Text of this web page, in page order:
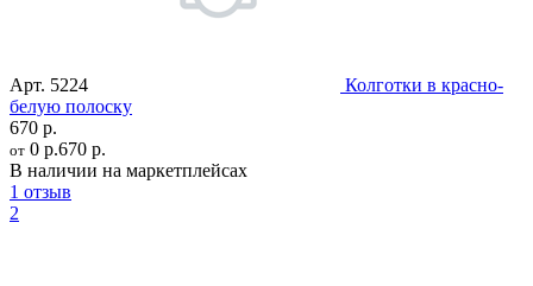
Арт. 5224
Колготки в красно-
белую полоску
670 р.
от 0 р.670 р.
В наличии на маркетплейсах
1 отзыв
2